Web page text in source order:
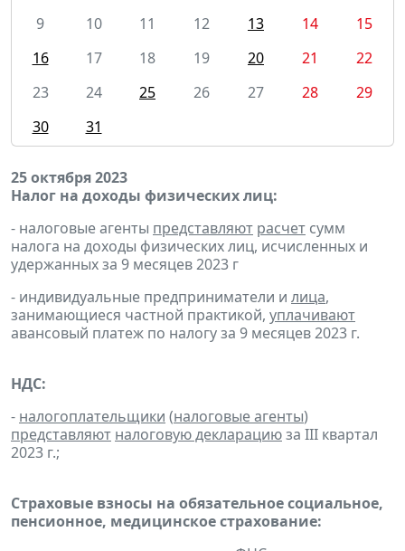
9
10 11 12 13 14
15
16
17 18 19 20 21
22
23
24 25 26 27 28
29
30
31
25 октября 2023
Налог на доходы физических лиц:
- налоговые агенты представляют расчет сумм
налога на доходы физических лиц, исчисленных и
удержанных за 9 месяцев 2023 г
- индивидуальные предприниматели и лица,
занимающиеся частной практикой, уплачивают
авансовый платеж по налогу за 9 месяцев 2023 г.
НДС:
- налогоплательщики (налоговые агенты)
представляют налоговую декларациюза III квартал
2023 г.;
Страховые взносы на обязательное социальное,
пенсионное, медицинское страхование: